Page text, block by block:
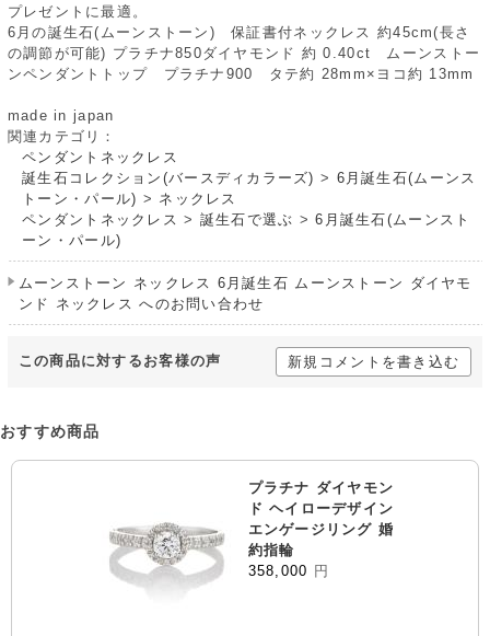
プレゼントに最適。
6月の誕生石(ムーンストーン) 保証書付ネックレス 約45cm(長さ
の調節が可能) プラチナ850ダイヤモンド 約 0.40ct ムーンストー
ンペンダントトップ プラチナ900 タテ約 28mm×ヨコ約 13mm
made in japan
関連カテゴリ：
ペンダントネックレス
誕生石コレクション(バースディカラーズ) > 6月誕生石(ムーンス
トーン・パール) > ネックレス
ペンダントネックレス > 誕生石で選ぶ >6月誕生石(ムーンスト
ーン・パール)
ムーンストーン ネックレス 6月誕生石 ムーンストーン ダイヤモ
ンド ネックレス へのお問い合わせ
この商品に対するお客様の声 新規コメントを書き込む
おすすめ商品
プラチナ ダイヤモン
ド ヘイローデザイン
エンゲージリング 婚
約指輪
358,000 円